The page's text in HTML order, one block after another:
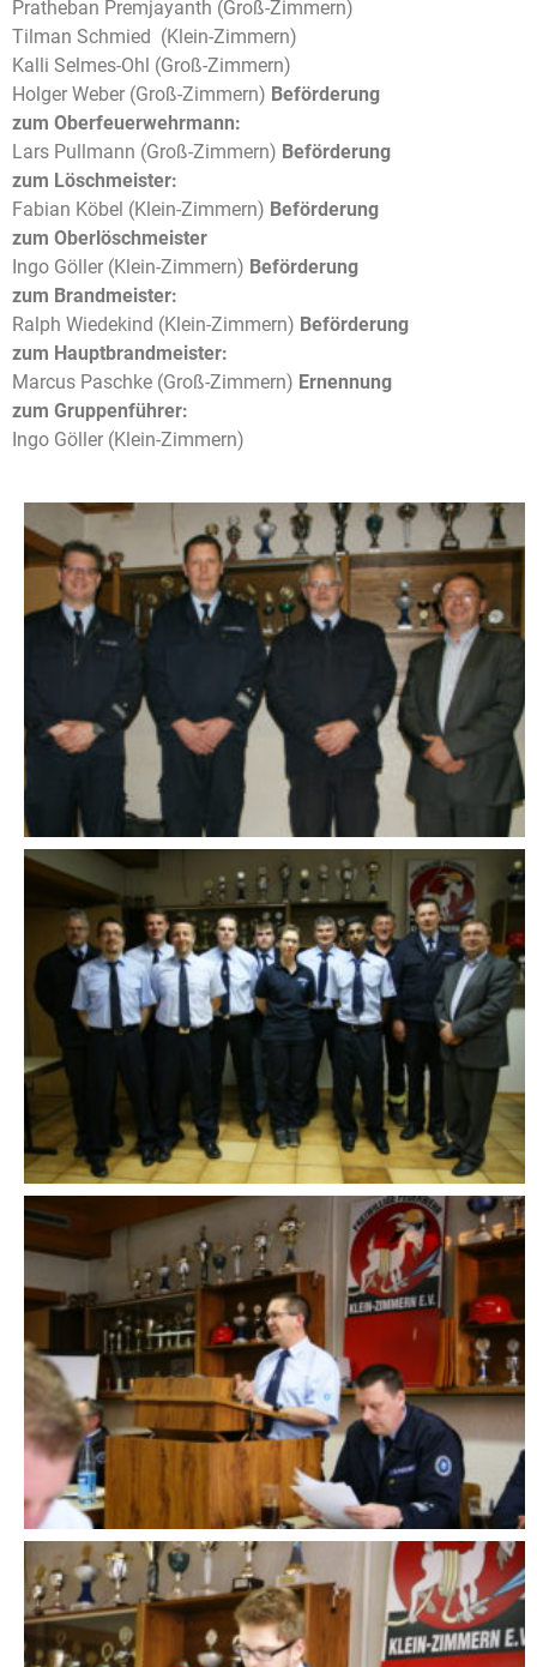
Pratheban Premjayanth (Groß-Zimmern)
Tilman Schmied (Klein-Zimmern)
Kalli Selmes-Ohl (Groß-Zimmern)
Holger Weber (Groß-Zimmern) Beförderung
zum Oberfeuerwehrmann:
Lars Pullmann (Groß-Zimmern) Beförderung
zum Löschmeister:
Fabian Köbel (Klein-Zimmern) Beförderung
zum Oberlöschmeister
Ingo Göller (Klein-Zimmern) Beförderung
zum Brandmeister:
Ralph Wiedekind (Klein-Zimmern) Beförderung
zum Hauptbrandmeister:
Marcus Paschke (Groß-Zimmern) Ernennung
zum Gruppenführer:
Ingo Göller (Klein-Zimmern)